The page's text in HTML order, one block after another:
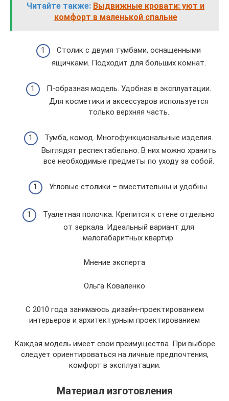
Читайте также: Выдвижные кровати: уют и
комфорт в маленькой спальне
Столик с двумя тумбами, оснащенными
ящичками. Подходит для больших комнат.
П-образная модель. Удобная в эксплуатации.
Для косметики и аксессуаров используется
только верхняя часть.
Тумба, комод. Многофункциональные изделия.
Выглядят респектабельно. В них можно хранить
все необходимые предметы по уходу за собой.
Угловые столики – вместительны и удобны.
Туалетная полочка. Крепится к стене отдельно
от зеркала. Идеальный вариант для
малогабаритных квартир.
Мнение эксперта
Ольга Коваленко
С 2010 года занимаюсь дизайн-проектированием
интерьеров и архитектурным проектированием
Каждая модель имеет свои преимущества. При выборе
следует ориентироваться на личные предпочтения,
комфорт в эксплуатации.
Материал изготовления